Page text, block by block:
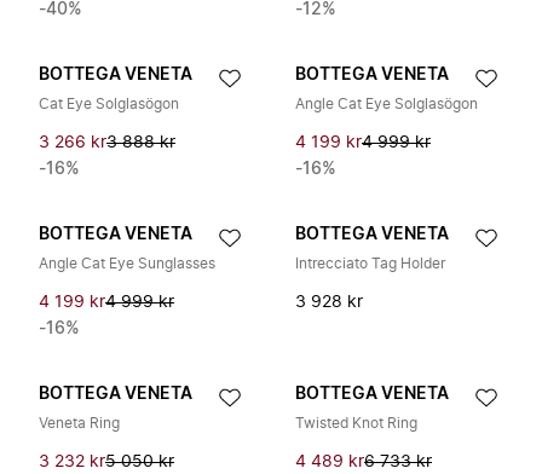
-40%
-12%
BOTTEGA VENETA
Cat Eye Solglasögon
3 266 kr3 888 kr
-16%
BOTTEGA VENETA
Angle Cat Eye Solglasögon
4 199 kr4 999 kr
-16%
BOTTEGA VENETA
Angle Cat Eye Sunglasses
4 199 kr4 999 kr
-16%
BOTTEGA VENETA
Intrecciato Tag Holder
3 928 kr
BOTTEGA VENETA
Veneta Ring
3 232 kr5 050 kr
BOTTEGA VENETA
Twisted Knot Ring
4 489 kr6 733 kr